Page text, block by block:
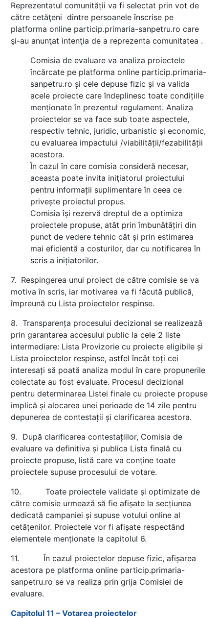
Reprezentatul comunității va fi selectat prin vot de
către cetăţeni dintre persoanele înscrise pe
platforma online particip.primaria-sanpetru.ro care
şi-au anunţat intenţia de a reprezenta comunitatea .
Comisia de evaluare va analiza proiectele
încărcate pe platforma online particip.primaria-
sanpetru.ro și cele depuse fizic și va valida
acele proiecte care îndeplinesc toate condițiile
menționate în prezentul regulament. Analiza
proiectelor se va face sub toate aspectele,
respectiv tehnic, juridic, urbanistic și economic,
cu evaluarea impactului /viabilității/fezabilității
acestora.
În cazul în care comisia consideră necesar,
aceasta poate invita iniţiatorul proiectului
pentru informații suplimentare în ceea ce
privește proiectul propus.
Comisia își rezervă dreptul de a optimiza
proiectele propuse, atât prin îmbunătățiri din
punct de vedere tehnic cât și prin estimarea
mai eficientă a costurilor, dar cu notificarea în
scris a inițiatorilor.
7. Respingerea unui proiect de către comisie se va
motiva în scris, iar motivarea va fi făcută publică,
împreună cu Lista proiectelor respinse.
8. Transparența procesului decizional se realizează
prin garantarea accesului public la cele 2 liste
intermediare: Lista Provizorie cu proiecte eligibile și
Lista proiectelor respinse, astfel încât toți cei
interesați să poată analiza modul în care propunerile
colectate au fost evaluate. Procesul decizional
pentru determinarea Listei finale cu proiecte propuse
implică și alocarea unei perioade de 14 zile pentru
depunerea de contestații și clarificarea acestora.
9. După clarificarea contestațiilor, Comisia de
evaluare va definitiva și publica Lista finală cu
proiecte propuse, listă care va conține toate
proiectele supuse procesului de votare.
10. Toate proiectele validate și optimizate de
către comisie urmează să fie afișate la secțiunea
dedicată campaniei și supuse votului online al
cetățenilor. Proiectele vor fi afișate respectând
elementele menționate la capitolul 6.
11. În cazul proiectelor depuse fizic, afișarea
acestora pe platforma online particip.primaria-
sanpetru.ro se va realiza prin grija Comisiei de
evaluare.
Capitolul 11 – Votarea proiectelor